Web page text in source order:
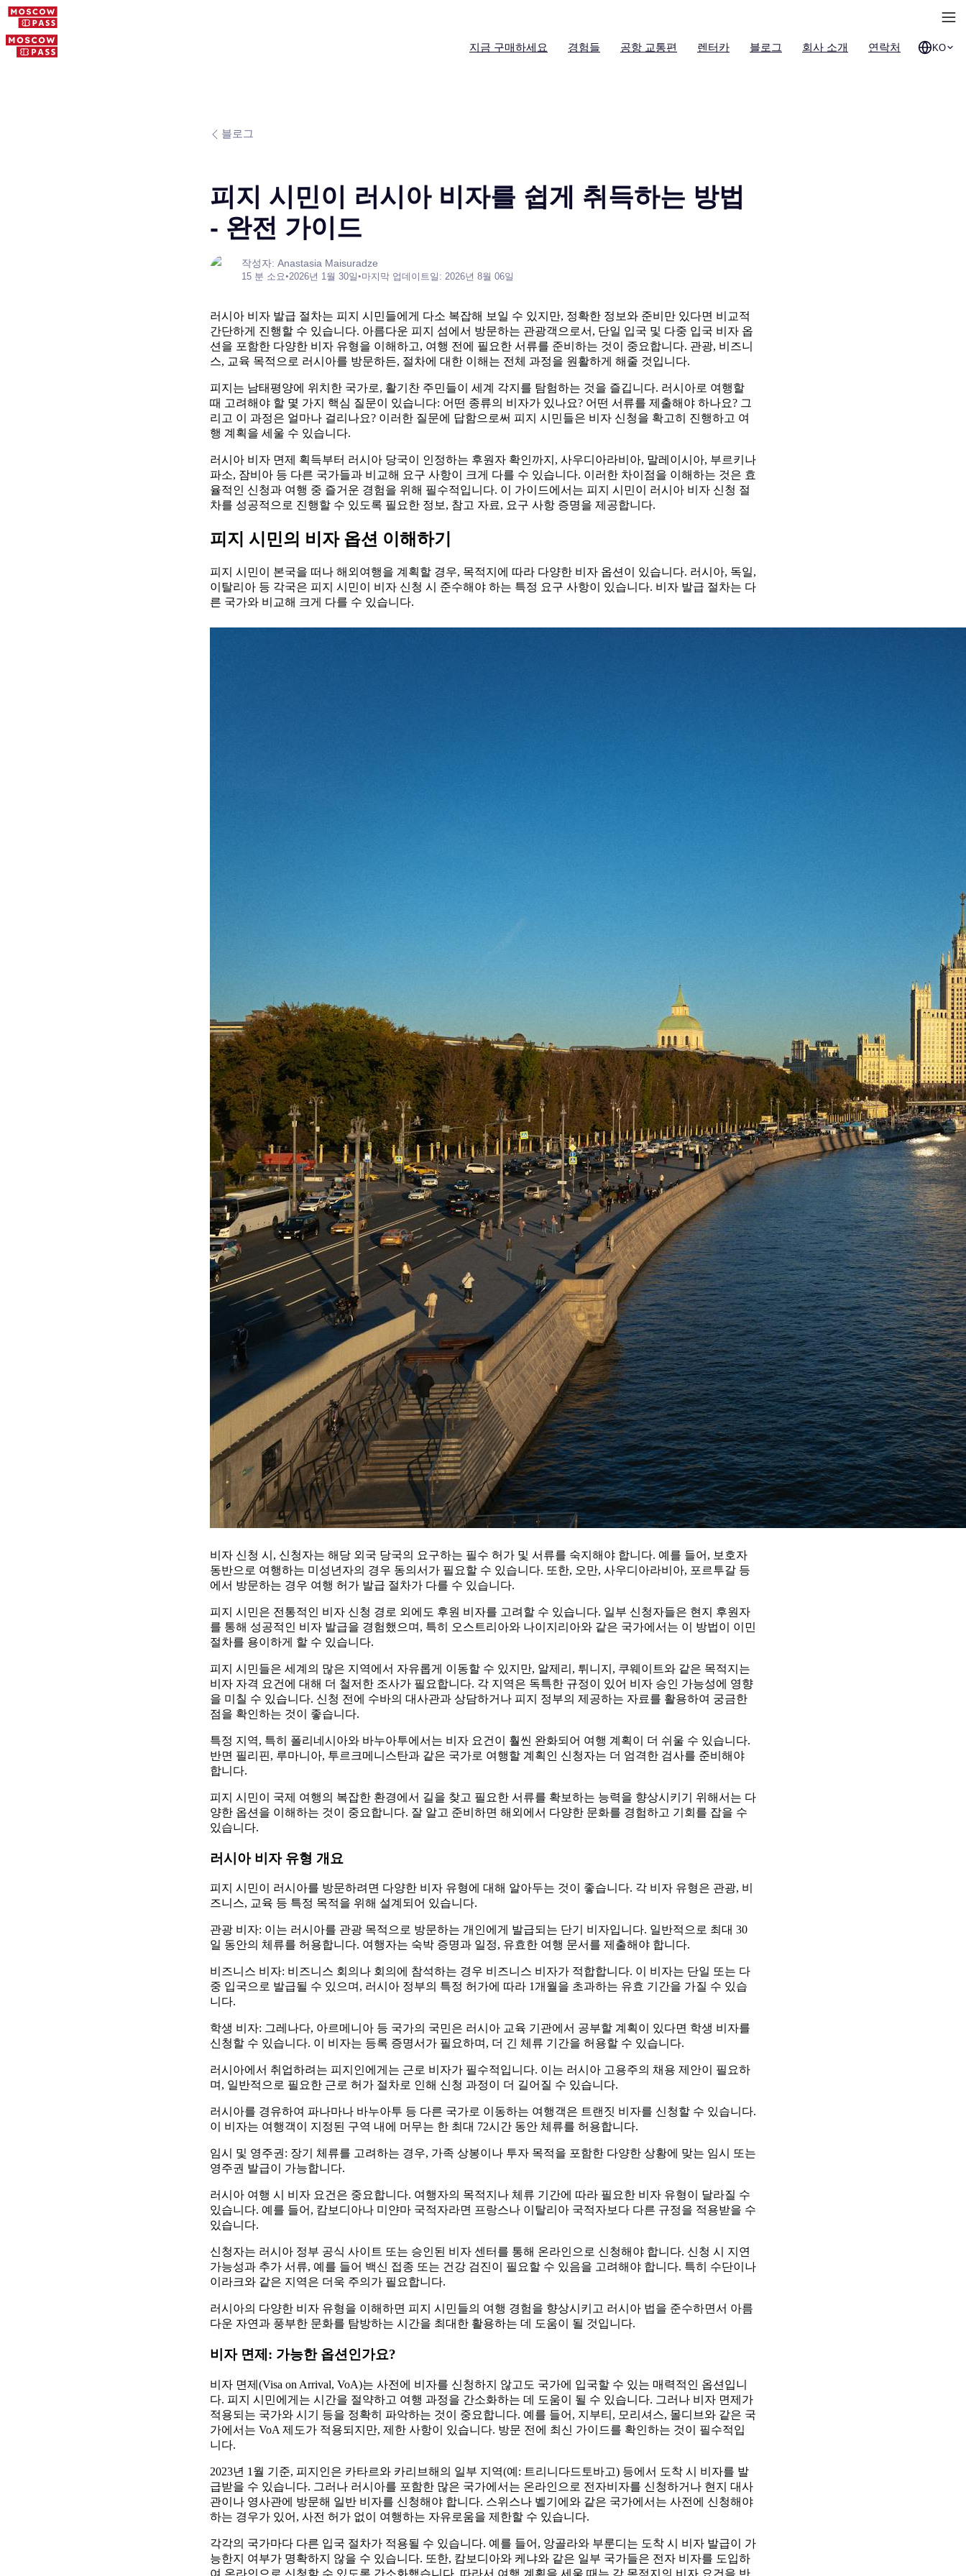
지금 구매하세요 경험들 공항 교통편 렌터카 블로그 회사 소개 연락처 KO
블로그
피지 시민이 러시아 비자를 쉽게 취득하는 방법
- 완전 가이드
작성자: Anastasia Maisuradze
15 분 소요•2026년 1월 30일•마지막 업데이트일: 2026년 8월 06일
러시아 비자 발급 절차는 피지 시민들에게 다소 복잡해 보일 수 있지만, 정확한 정보와 준비만 있다면 비교적
간단하게 진행할 수 있습니다. 아름다운 피지 섬에서 방문하는 관광객으로서, 단일 입국 및 다중 입국 비자 옵
션을 포함한 다양한 비자 유형을 이해하고, 여행 전에 필요한 서류를 준비하는 것이 중요합니다. 관광, 비즈니
스, 교육 목적으로 러시아를 방문하든, 절차에 대한 이해는 전체 과정을 원활하게 해줄 것입니다.
피지는 남태평양에 위치한 국가로, 활기찬 주민들이 세계 각지를 탐험하는 것을 즐깁니다. 러시아로 여행할
때 고려해야 할 몇 가지 핵심 질문이 있습니다: 어떤 종류의 비자가 있나요? 어떤 서류를 제출해야 하나요? 그
리고 이 과정은 얼마나 걸리나요? 이러한 질문에 답함으로써 피지 시민들은 비자 신청을 확고히 진행하고 여
행 계획을 세울 수 있습니다.
러시아 비자 면제 획득부터 러시아 당국이 인정하는 후원자 확인까지, 사우디아라비아, 말레이시아, 부르키나
파소, 잠비아 등 다른 국가들과 비교해 요구 사항이 크게 다를 수 있습니다. 이러한 차이점을 이해하는 것은 효
율적인 신청과 여행 중 즐거운 경험을 위해 필수적입니다. 이 가이드에서는 피지 시민이 러시아 비자 신청 절
차를 성공적으로 진행할 수 있도록 필요한 정보, 참고 자료, 요구 사항 증명을 제공합니다.
피지 시민의 비자 옵션 이해하기
피지 시민이 본국을 떠나 해외여행을 계획할 경우, 목적지에 따라 다양한 비자 옵션이 있습니다. 러시아, 독일,
이탈리아 등 각국은 피지 시민이 비자 신청 시 준수해야 하는 특정 요구 사항이 있습니다. 비자 발급 절차는 다
른 국가와 비교해 크게 다를 수 있습니다.
비자 신청 시, 신청자는 해당 외국 당국의 요구하는 필수 허가 및 서류를 숙지해야 합니다. 예를 들어, 보호자
동반으로 여행하는 미성년자의 경우 동의서가 필요할 수 있습니다. 또한, 오만, 사우디아라비아, 포르투갈 등
에서 방문하는 경우 여행 허가 발급 절차가 다를 수 있습니다.
피지 시민은 전통적인 비자 신청 경로 외에도 후원 비자를 고려할 수 있습니다. 일부 신청자들은 현지 후원자
를 통해 성공적인 비자 발급을 경험했으며, 특히 오스트리아와 나이지리아와 같은 국가에서는 이 방법이 이민
절차를 용이하게 할 수 있습니다.
피지 시민들은 세계의 많은 지역에서 자유롭게 이동할 수 있지만, 알제리, 튀니지, 쿠웨이트와 같은 목적지는
비자 자격 요건에 대해 더 철저한 조사가 필요합니다. 각 지역은 독특한 규정이 있어 비자 승인 가능성에 영향
을 미칠 수 있습니다. 신청 전에 수바의 대사관과 상담하거나 피지 정부의 제공하는 자료를 활용하여 궁금한
점을 확인하는 것이 좋습니다.
특정 지역, 특히 폴리네시아와 바누아투에서는 비자 요건이 훨씬 완화되어 여행 계획이 더 쉬울 수 있습니다.
반면 필리핀, 루마니아, 투르크메니스탄과 같은 국가로 여행할 계획인 신청자는 더 엄격한 검사를 준비해야
합니다.
피지 시민이 국제 여행의 복잡한 환경에서 길을 찾고 필요한 서류를 확보하는 능력을 향상시키기 위해서는 다
양한 옵션을 이해하는 것이 중요합니다. 잘 알고 준비하면 해외에서 다양한 문화를 경험하고 기회를 잡을 수
있습니다.
러시아 비자 유형 개요
피지 시민이 러시아를 방문하려면 다양한 비자 유형에 대해 알아두는 것이 좋습니다. 각 비자 유형은 관광, 비
즈니스, 교육 등 특정 목적을 위해 설계되어 있습니다.
관광 비자: 이는 러시아를 관광 목적으로 방문하는 개인에게 발급되는 단기 비자입니다. 일반적으로 최대 30
일 동안의 체류를 허용합니다. 여행자는 숙박 증명과 일정, 유효한 여행 문서를 제출해야 합니다.
비즈니스 비자: 비즈니스 회의나 회의에 참석하는 경우 비즈니스 비자가 적합합니다. 이 비자는 단일 또는 다
중 입국으로 발급될 수 있으며, 러시아 정부의 특정 허가에 따라 1개월을 초과하는 유효 기간을 가질 수 있습
니다.
학생 비자: 그레나다, 아르메니아 등 국가의 국민은 러시아 교육 기관에서 공부할 계획이 있다면 학생 비자를
신청할 수 있습니다. 이 비자는 등록 증명서가 필요하며, 더 긴 체류 기간을 허용할 수 있습니다.
러시아에서 취업하려는 피지인에게는 근로 비자가 필수적입니다. 이는 러시아 고용주의 채용 제안이 필요하
며, 일반적으로 필요한 근로 허가 절차로 인해 신청 과정이 더 길어질 수 있습니다.
러시아를 경유하여 파나마나 바누아투 등 다른 국가로 이동하는 여행객은 트랜짓 비자를 신청할 수 있습니다.
이 비자는 여행객이 지정된 구역 내에 머무는 한 최대 72시간 동안 체류를 허용합니다.
임시 및 영주권: 장기 체류를 고려하는 경우, 가족 상봉이나 투자 목적을 포함한 다양한 상황에 맞는 임시 또는
영주권 발급이 가능합니다.
러시아 여행 시 비자 요건은 중요합니다. 여행자의 목적지나 체류 기간에 따라 필요한 비자 유형이 달라질 수
있습니다. 예를 들어, 캄보디아나 미얀마 국적자라면 프랑스나 이탈리아 국적자보다 다른 규정을 적용받을 수
있습니다.
신청자는 러시아 정부 공식 사이트 또는 승인된 비자 센터를 통해 온라인으로 신청해야 합니다. 신청 시 지연
가능성과 추가 서류, 예를 들어 백신 접종 또는 건강 검진이 필요할 수 있음을 고려해야 합니다. 특히 수단이나
이라크와 같은 지역은 더욱 주의가 필요합니다.
러시아의 다양한 비자 유형을 이해하면 피지 시민들의 여행 경험을 향상시키고 러시아 법을 준수하면서 아름
다운 자연과 풍부한 문화를 탐방하는 시간을 최대한 활용하는 데 도움이 될 것입니다.
비자 면제: 가능한 옵션인가요?
비자 면제(Visa on Arrival, VoA)는 사전에 비자를 신청하지 않고도 국가에 입국할 수 있는 매력적인 옵션입니
다. 피지 시민에게는 시간을 절약하고 여행 과정을 간소화하는 데 도움이 될 수 있습니다. 그러나 비자 면제가
적용되는 국가와 시기 등을 정확히 파악하는 것이 중요합니다. 예를 들어, 지부티, 모리셔스, 몰디브와 같은 국
가에서는 VoA 제도가 적용되지만, 제한 사항이 있습니다. 방문 전에 최신 가이드를 확인하는 것이 필수적입
니다.
2023년 1월 기준, 피지인은 카타르와 카리브해의 일부 지역(예: 트리니다드토바고) 등에서 도착 시 비자를 발
급받을 수 있습니다. 그러나 러시아를 포함한 많은 국가에서는 온라인으로 전자비자를 신청하거나 현지 대사
관이나 영사관에 방문해 일반 비자를 신청해야 합니다. 스위스나 벨기에와 같은 국가에서는 사전에 신청해야
하는 경우가 있어, 사전 허가 없이 여행하는 자유로움을 제한할 수 있습니다.
각각의 국가마다 다른 입국 절차가 적용될 수 있습니다. 예를 들어, 앙골라와 부룬디는 도착 시 비자 발급이 가
능한지 여부가 명확하지 않을 수 있습니다. 또한, 캄보디아와 케냐와 같은 일부 국가들은 전자 비자를 도입하
여 온라인으로 신청할 수 있도록 간소화했습니다. 따라서 여행 계획을 세울 때는 각 목적지의 비자 요건을 반